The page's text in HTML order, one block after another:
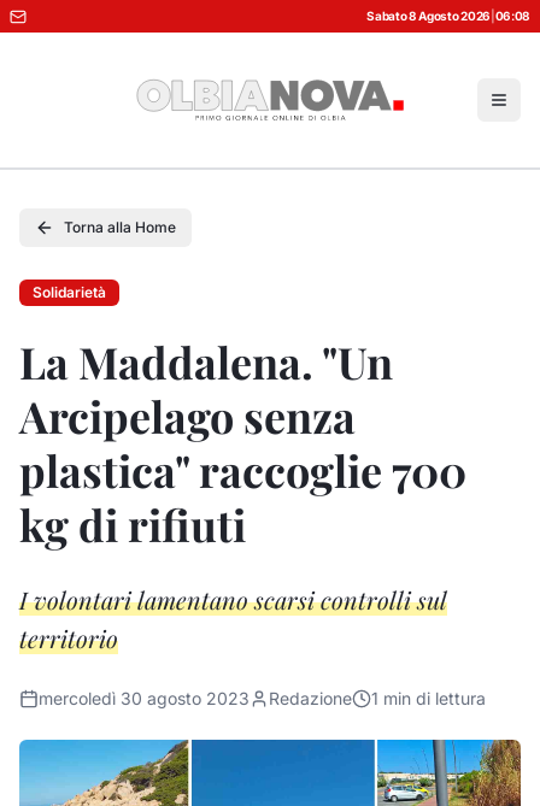
Sabato 8 Agosto 2026 06:08
Torna alla Home
Solidarietà
La Maddalena. "Un
Arcipelago senza
plastica" raccoglie 700
kg di rifiuti
I volontari lamentano scarsi controlli sul
territorio
mercoledì 30 agosto 2023 Redazione 1 min di lettura